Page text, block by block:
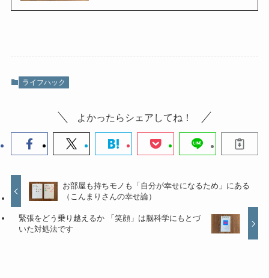
ライフハック
よかったらシェアしてね！
お部屋も持ちモノも「自分が幸せになるため」にある
（こんまりさんの幸せ論）
緊張をどう乗り越えるか 「笑顔」は脳科学にもとづ
いた対処法です